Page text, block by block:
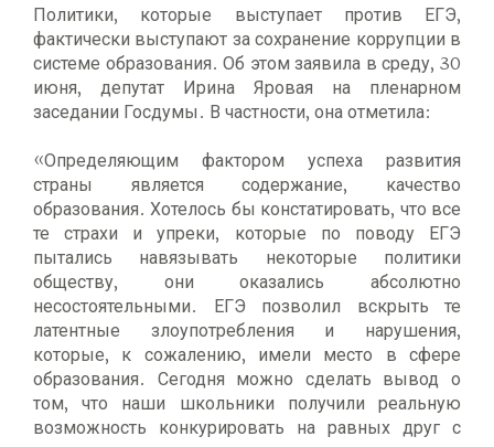
Политики, которые выступает против ЕГЭ,
фактически выступают за сохранение коррупции в
системе образования. Об этом заявила в среду, 30
июня, депутат Ирина Яровая на пленарном
заседании Госдумы. В частности, она отметила:
«Определяющим фактором успеха развития
страны является содержание, качество
образования. Хотелось бы констатировать, что все
те страхи и упреки, которые по поводу ЕГЭ
пытались навязывать некоторые политики
обществу, они оказались абсолютно
несостоятельными. ЕГЭ позволил вскрыть те
латентные злоупотребления и нарушения,
которые, к сожалению, имели место в сфере
образования. Сегодня можно сделать вывод о
том, что наши школьники получили реальную
возможность конкурировать на равных друг с